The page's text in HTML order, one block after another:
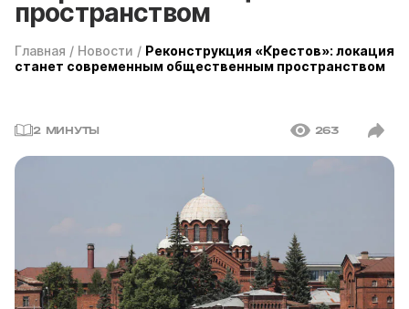
пространством
Главная / Новости / Реконструкция «Крестов»: локация
станет современным общественным пространством
2 МИНУТЫ 263